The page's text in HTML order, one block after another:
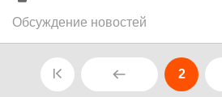
Обсуждение новостей
2